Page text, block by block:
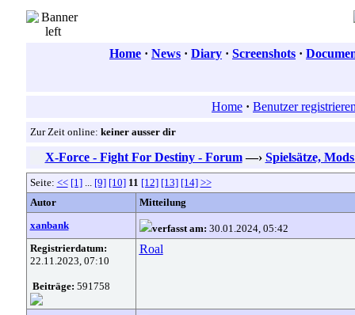
Home · News · Diary · Screenshots ·
Home · Benutzer
Zur Zeit online: keiner ausser dir
X-Force - Fight For Destiny - Forum —› Spielsätze,
Seite: << [1]... [9] [10] 11 [12] [13] [14] >>
Autor
Mitteilung
xanbank
verfasst am: 30.01.2024, 05:42
Registrierdatum:
22.11.2023, 07:10
Beiträge: 591758
Roal